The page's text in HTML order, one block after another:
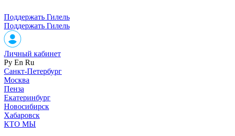
Поддержать Гилель
Поддержать Гилель
Личный кабинет
Ру En Ru
Санкт-Петербург
Москва
Пенза
Екатеринбург
Новосибирск
Хабаровск
КТО МЫ